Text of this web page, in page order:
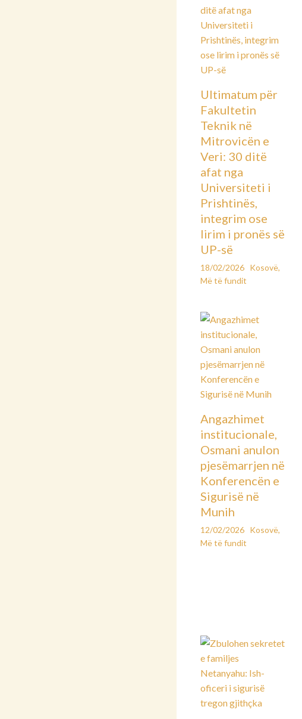
Ultimatum për
Fakultetin
Teknik në
Mitrovicën e
Veri: 30 ditë
afat nga
Universiteti i
Prishtinës,
integrim ose
lirim i pronës së
UP-së
18/02/2026 Kosovë,
Më të fundit
Angazhimet
institucionale,
Osmani anulon
pjesëmarrjen në
Konferencën e
Sigurisë në
Munih
12/02/2026 Kosovë,
Më të fundit